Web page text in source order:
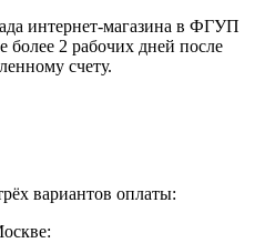
интернет-магазина в ФГУП
более 2 рабочих дней после
счету.
вариантов оплаты: